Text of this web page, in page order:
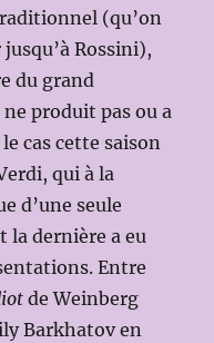
(qu’on
Rossini),
du grand
produit pas ou a
cas cette saison
qui à la
d’une seule
la dernière a eu
Entre
de Weinberg
Barkhatov en